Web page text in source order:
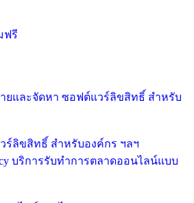
ร์ลิขสิทธิ์ สำหรับองค์กร ฯลฯ